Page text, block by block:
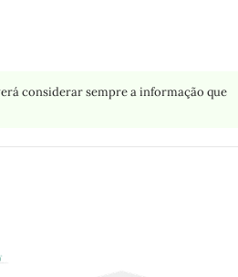
considerar sempre a informação que